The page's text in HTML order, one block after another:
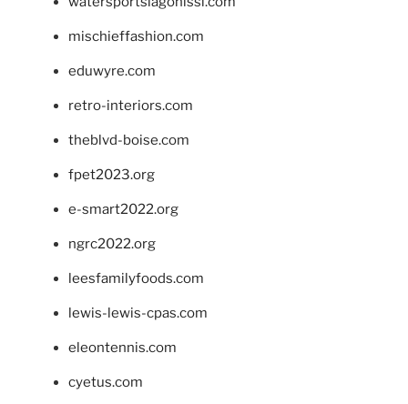
mischieffashion.com
eduwyre.com
retro-interiors.com
theblvd-boise.com
fpet2023.org
e-smart2022.org
ngrc2022.org
leesfamilyfoods.com
lewis-lewis-cpas.com
eleontennis.com
cyetus.com